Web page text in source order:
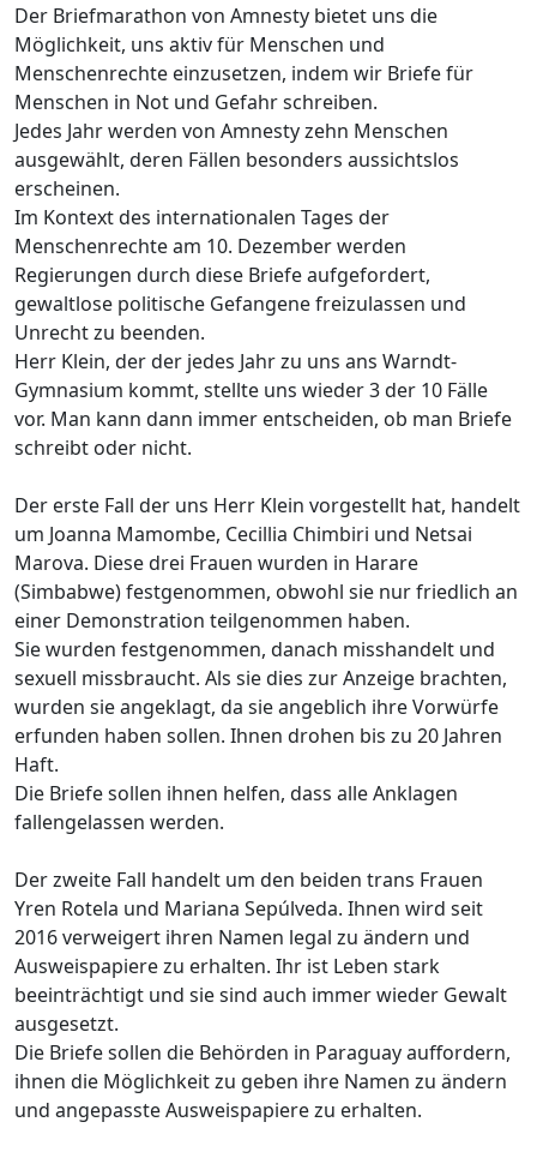
Der Briefmarathon von Amnesty bietet uns die
Möglichkeit, uns aktiv für Menschen und
Menschenrechte einzusetzen, indem wir Briefe für
Menschen in Not und Gefahr schreiben.
Jedes Jahr werden von Amnesty zehn Menschen
ausgewählt, deren Fällen besonders aussichtslos
erscheinen.
Im Kontext des internationalen Tages der
Menschenrechte am 10. Dezember werden
Regierungen durch diese Briefe aufgefordert,
gewaltlose politische Gefangene freizulassen und
Unrecht zu beenden.
Herr Klein, der der jedes Jahr zu uns ans Warndt-
Gymnasium kommt, stellte uns wieder 3 der 10 Fälle
vor. Man kann dann immer entscheiden, ob man Briefe
schreibt oder nicht.
Der erste Fall der uns Herr Klein vorgestellt hat, handelt
um Joanna Mamombe, Cecillia Chimbiri und Netsai
Marova. Diese drei Frauen wurden in Harare
(Simbabwe) festgenommen, obwohl sie nur friedlich an
einer Demonstration teilgenommen haben.
Sie wurden festgenommen, danach misshandelt und
sexuell missbraucht. Als sie dies zur Anzeige brachten,
wurden sie angeklagt, da sie angeblich ihre Vorwürfe
erfunden haben sollen. Ihnen drohen bis zu 20 Jahren
Haft.
Die Briefe sollen ihnen helfen, dass alle Anklagen
fallengelassen werden.
Der zweite Fall handelt um den beiden trans Frauen
Yren Rotela und Mariana Sepúlveda. Ihnen wird seit
2016 verweigert ihren Namen legal zu ändern und
Ausweispapiere zu erhalten. Ihr ist Leben stark
beeinträchtigt und sie sind auch immer wieder Gewalt
ausgesetzt.
Die Briefe sollen die Behörden in Paraguay auffordern,
ihnen die Möglichkeit zu geben ihre Namen zu ändern
und angepasste Ausweispapiere zu erhalten.